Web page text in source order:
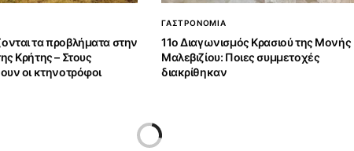
τα προβλήματα στην
Κρήτης – Στους
οι κτηνοτρόφοι
ΓΑΣΤΡΟΝΟΜΙΑ
11ο Διαγωνισμός Κρασιού της Μονής
Μαλεβιζίου: Ποιες συμμετοχές
διακρίθηκαν